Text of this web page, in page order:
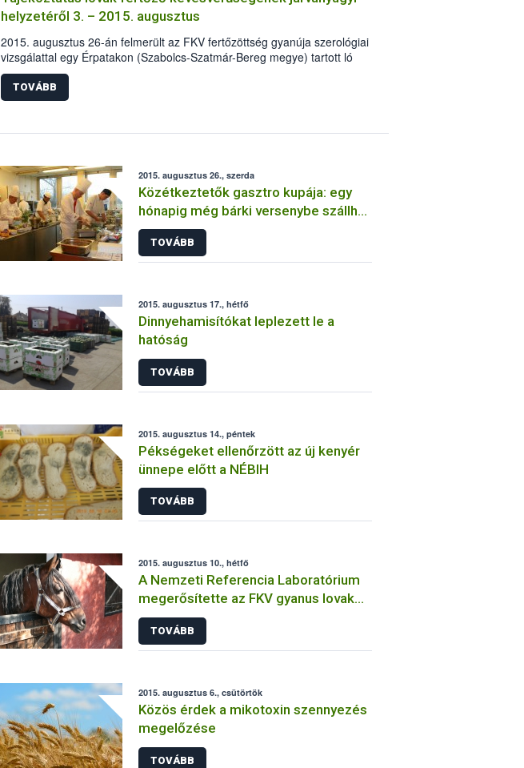
helyzetéről 3. – 2015. augusztus
2015. augusztus 26-án felmerült az FKV fertőzöttség gyanúja szerológiai
vizsgálattal egy Érpatakon (Szabolcs-Szatmár-Bereg megye) tartott ló
esetében.
TOVÁBB
2015. augusztus 26., szerda
Közétkeztetők gasztro kupája: egy
hónapig még bárki versenybe szállhat
a „legjobb konyha” címéért
TOVÁBB
2015. augusztus 17., hétfő
Dinnyehamisítókat leplezett le a
hatóság
TOVÁBB
2015. augusztus 14., péntek
Pékségeket ellenőrzött az új kenyér
ünnepe előtt a NÉBIH
TOVÁBB
2015. augusztus 10., hétfő
A Nemzeti Referencia Laboratórium
megerősítette az FKV gyanus lovak
fertőzöttségét
TOVÁBB
2015. augusztus 6., csütörtök
Közös érdek a mikotoxin szennyezés
megelőzése
TOVÁBB